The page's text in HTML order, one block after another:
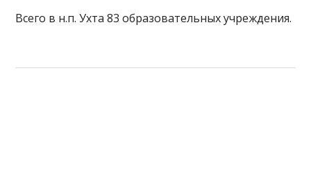
Всего в н.п. Ухта 83 образовательных учреждения.